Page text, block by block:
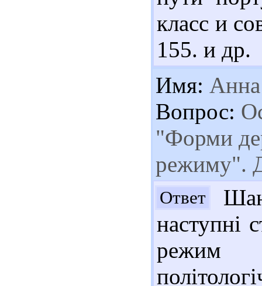
класс и
155. и др.
Имя: Анна
Вопрос:
"Форми
режиму".
Ответ
наступні
режим